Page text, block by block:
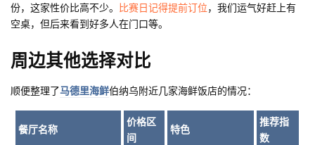
份，这家性价比高不少。 比赛日记得提前订位，我们运气好赶上有
空桌，但后来看到好多人在门口等。
周边其他选择对比
顺便整理了马德里海鲜伯纳乌附近几家海鲜饭店的情况：
餐厅名称
价格区
间
特色
推荐指
数